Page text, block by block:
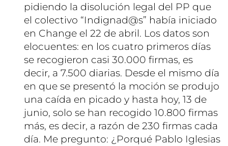
pidiendo la disolución legal del PP que
el colectivo “Indignad@s” había iniciado
en Change el 22 de abril. Los datos son
elocuentes: en los cuatro primeros días
se recogieron casi 30.000 firmas, es
decir, a 7.500 diarias. Desde el mismo día
en que se presentó la moción se produjo
una caída en picado y hasta hoy, 13 de
junio, solo se han recogido 10.800 firmas
más, es decir, a razón de 230 firmas cada
día. Me pregunto: ¿Porqué Pablo Iglesias